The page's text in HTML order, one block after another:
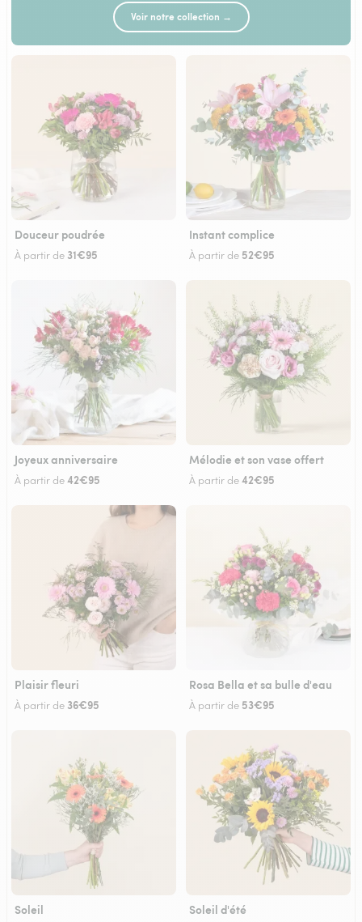
Voir notre collection →
Douceur poudrée
À partir de 31€95
Instant complice
À partir de 52€95
Joyeux anniversaire
À partir de42€95
Mélodie et son vase offert
À partir de42€95
Plaisir fleuri
À partir de 36€95
Rosa Bella et sa bulle d'eau
À partir de 53€95
Soleil Soleil d'été